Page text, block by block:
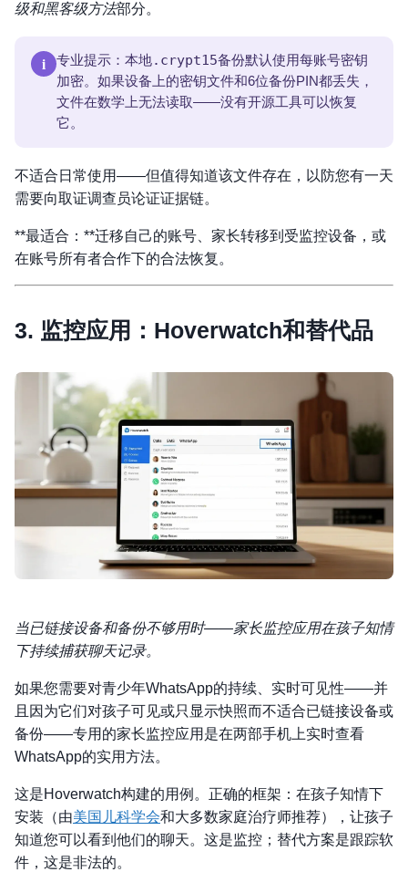
级和黑客级方法部分。
i 专业提示：本地.crypt15备份默认使用每账号密钥
加密。如果设备上的密钥文件和6位备份PIN都丢失，
文件在数学上无法读取——没有开源工具可以恢复
它。
不适合日常使用——但值得知道该文件存在，以防您有一天
需要向取证调查员论证证据链。
**最适合：**迁移自己的账号、家长转移到受监控设备，或
在账号所有者合作下的合法恢复。
3. 监控应用：Hoverwatch和替代品
当已链接设备和备份不够用时——家长监控应用在孩子知情
下持续捕获聊天记录。
如果您需要对青少年WhatsApp的持续、实时可见性——并
且因为它们对孩子可见或只显示快照而不适合已链接设备或
备份——专用的家长监控应用是在两部手机上实时查看
WhatsApp的实用方法。
这是Hoverwatch构建的用例。正确的框架：在孩子知情下
安装（由美国儿科学会和大多数家庭治疗师推荐），让孩子
知道您可以看到他们的聊天。这是监控；替代方案是跟踪软
件，这是非法的。